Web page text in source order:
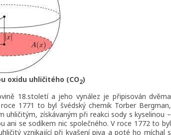
oxidu uhličitého (CO2)
18.století a jeho vynález je připisován dvěma
1771 to byl švédský chemik Torber Bergman,
získávaným při reakci sody s kyselinou –
ani se sodíkem nic společného. V roce 1772 to byl
vznikající při kvašení piva a poté ho míchal s